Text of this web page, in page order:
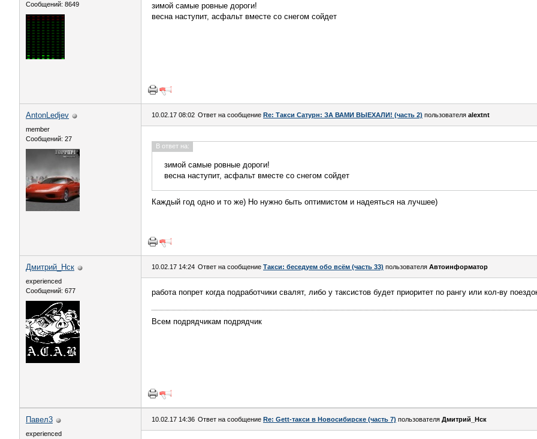
Сообщений: 8649
зимой самые ровные дороги!
весна наступит, асфальт вместе со снегом сойдет
AntonLedjev
member
Сообщений: 27
10.02.17 08:02 Ответ на сообщение Re: Такси Сатурн: ЗА ВАМИ ВЫЕХАЛИ! (часть 2) пользователя alextnt
В ответ на:
зимой самые ровные дороги!
весна наступит, асфальт вместе со снегом сойдет
Каждый год одно и то же) Но нужно быть оптимистом и надеяться на лучшее)
Дмитрий_Нск
experienced
Сообщений: 677
10.02.17 14:24 Ответ на сообщение Такси: беседуем обо всём (часть 33) пользователя Автоинформатор
работа попрет когда подработчики свалят, либо у таксистов будет приоритет по рангу или кол-ву
Всем подрядчикам подрядчик
Павел3
experienced
10.02.17 14:36 Ответ на сообщение Re: Gett-такси в Новосибирске (часть 7) пользователя Дмитрий_Нск